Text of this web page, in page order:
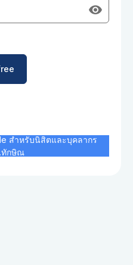
สำหรับนิสิตและบุคลากร
ทักษิณ